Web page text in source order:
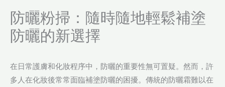
防曬粉掃：隨時隨地輕鬆補塗
防曬的新選擇
在日常護膚和化妝程序中，防曬的重要性無可置疑。然而，許
多人在化妝後常常面臨補塗防曬的困擾。傳統的防曬霜難以在